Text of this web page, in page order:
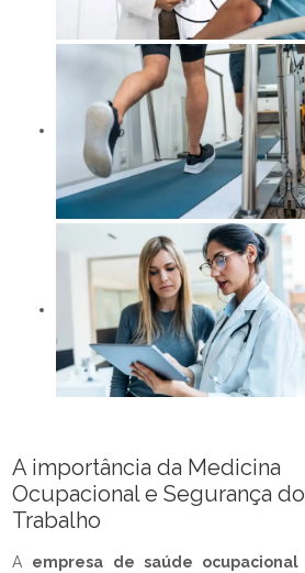
A importância da Medicina
Ocupacional e Segurança do
Trabalho
A empresa de saúde ocupacional